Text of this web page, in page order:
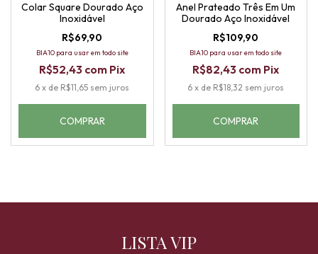
Colar Square Dourado Aço
Inoxidável
R$69,90
BIA10 para usar em todo site
R$52,43 com Pix
6 x de R$11,65 sem juros
Anel Prateado Três Em Um
Dourado Aço Inoxidável
R$109,90
BIA10 para usar em todo site
R$82,43 com Pix
6 x de R$18,32 sem juros
COMPRAR
LISTA VIP